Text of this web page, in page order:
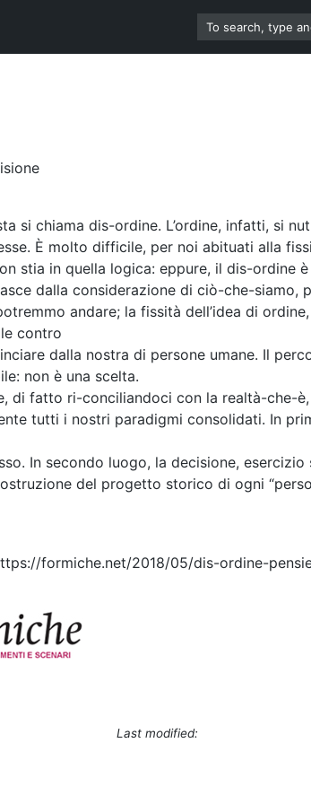
si chiama dis-ordine. L’ordine, infatti, si
È molto difficile, per noi abituati alla
stia in quella logica: eppure, il dis-ordine
dalla considerazione di ciò-che-siamo,
andare; la fissità dell’idea di
contro
dalla nostra di persone umane. Il
non è una scelta.
di fatto ri-conciliandoci con la realtà-che-
tutti i nostri paradigmi consolidati. In
In secondo luogo, la decisione,
del progetto storico di ogni
formiche.net/2018/05/dis-ordine-
Last modified: